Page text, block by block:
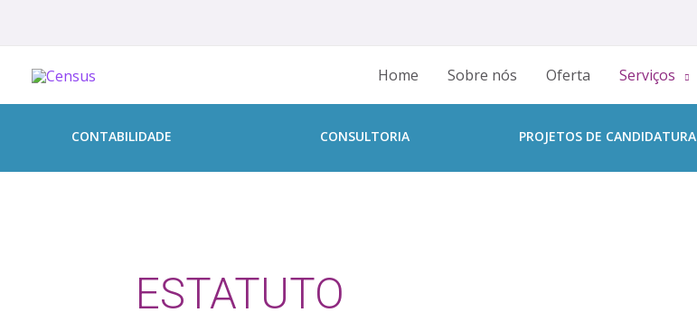
Home Sobre nós Oferta Serviços
CONTABILIDADE CONSULTORIA PROJETOS DE CANDIDATURA
ESTATUTO